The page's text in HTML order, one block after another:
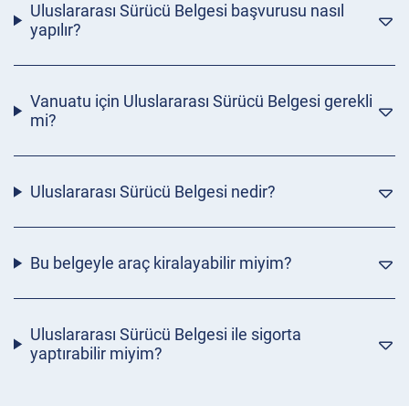
Uluslararası Sürücü Belgesi başvurusu nasıl
yapılır?
Vanuatu için Uluslararası Sürücü Belgesi gerekli
mi?
Uluslararası Sürücü Belgesi nedir?
Bu belgeyle araç kiralayabilir miyim?
Uluslararası Sürücü Belgesi ile sigorta
yaptırabilir miyim?